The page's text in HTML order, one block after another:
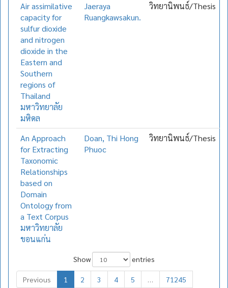
Air assimilative
capacity for
sulfur dioxide
and nitrogen
dioxide in the
Eastern and
Southern
regions of
Thailand
มหาวิทยาลัย
มหิดล
Jaeraya
Ruangkawsakun.
วิทยานิพนธ์/Thesis
An Approach
for Extracting
Taxonomic
Relationships
based on
Domain
Ontology from
a Text Corpus
มหาวิทยาลัย
ขอนแก่น
Doan, Thi Hong
Phuoc
วิทยานิพนธ์/Thesis
Show entries
Previous 1 2 3 4 5 …
71245